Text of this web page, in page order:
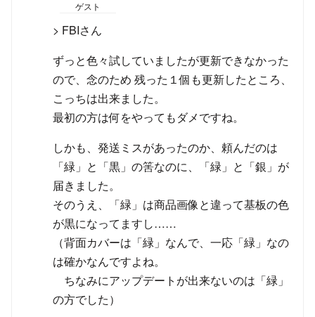
ゲスト
> FBIさん
ずっと色々試していましたが更新できなかった
ので、念のため 残った１個も更新したところ、
こっちは出来ました。
最初の方は何をやってもダメですね。
しかも、発送ミスがあったのか、頼んだのは
「緑」と「黒」の筈なのに、「緑」と「銀」が
届きました。
そのうえ、「緑」は商品画像と違って基板の色
が黒になってますし……
（背面カバーは「緑」なんで、一応「緑」なの
は確かなんですよね。
ちなみにアップデートが出来ないのは「緑」
の方でした）